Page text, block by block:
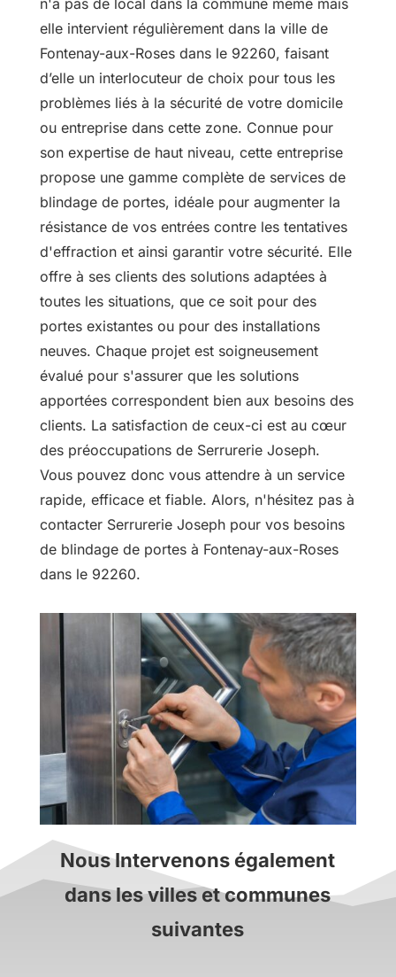
n'a pas de local dans la commune même mais
elle intervient régulièrement dans la ville de
Fontenay-aux-Roses dans le 92260, faisant
d’elle un interlocuteur de choix pour tous les
problèmes liés à la sécurité de votre domicile
ou entreprise dans cette zone. Connue pour
son expertise de haut niveau, cette entreprise
propose une gamme complète de services de
blindage de portes, idéale pour augmenter la
résistance de vos entrées contre les tentatives
d'effraction et ainsi garantir votre sécurité. Elle
offre à ses clients des solutions adaptées à
toutes les situations, que ce soit pour des
portes existantes ou pour des installations
neuves. Chaque projet est soigneusement
évalué pour s'assurer que les solutions
apportées correspondent bien aux besoins des
clients. La satisfaction de ceux-ci est au cœur
des préoccupations de Serrurerie Joseph.
Vous pouvez donc vous attendre à un service
rapide, efficace et fiable. Alors, n'hésitez pas à
contacter Serrurerie Joseph pour vos besoins
de blindage de portes à Fontenay-aux-Roses
dans le 92260.
Nous Intervenons également
dans les villes et communes
suivantes